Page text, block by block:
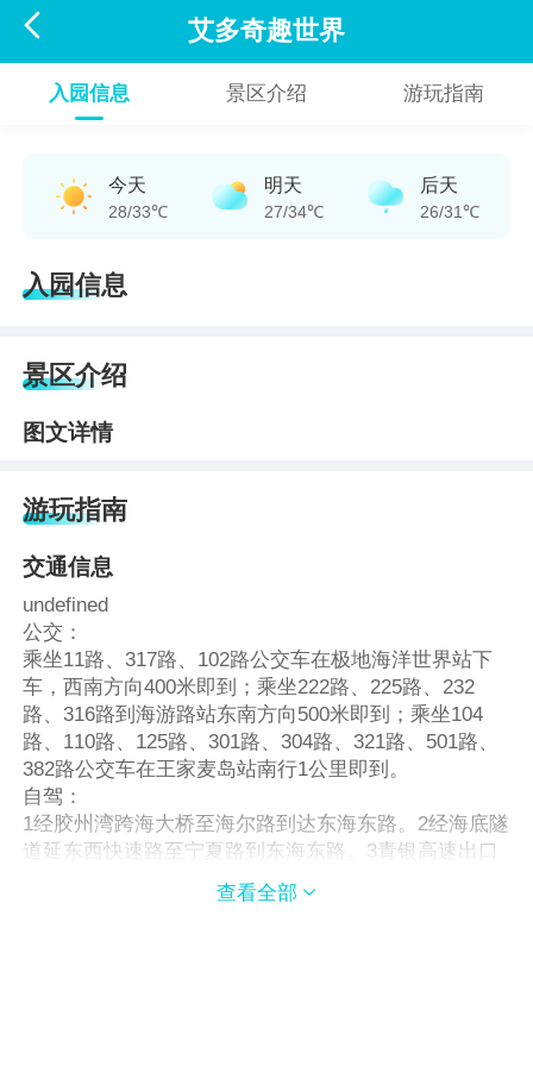
 艾多奇趣世界
入园信息 景区介绍 游玩指南
今天
28/33℃
明天
27/34℃
后天
26/31℃
入园信息
景区介绍
图文详情
游玩指南
交通信息
undefined
公交：
乘坐11路、317路、102路公交车在极地海洋世界站下
车，西南方向400米即到；乘坐222路、225路、232
路、316路到海游路站东南方向500米即到；乘坐104
路、110路、125路、301路、304路、321路、501路、
382路公交车在王家麦岛站南行1公里即到。
自驾：
1经胶州湾跨海大桥至海尔路到达东海东路。2经海底隧
道延东西快速路至宁夏路到东海东路。3青银高速出口
至海尔路到达东海东路。4或驶入市内后，经山东路、
香港中路往东行至东海东路58号。
查看全部 